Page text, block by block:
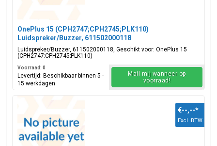
OnePlus 15 (CPH2747;CPH2745;PLK110)
Luidspreker/Buzzer, 611502000118
Luidspreker/Buzzer, 611502000118, Geschikt voor: OnePlus 15
(CPH2747;CPH2745;PLK110)
Voorraad: 0
Levertijd: Beschikbaar binnen 5 -
15 werkdagen
Mail mij wanneer op
voorraad!
€--,--*
Excl. BTW